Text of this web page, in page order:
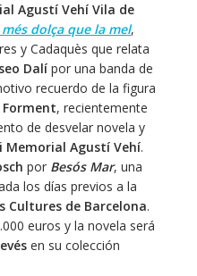
Agustí Vehí Vila de
més dolça que la mel,
y Cadaquès que relata
Dalípor una banda de
recuerdo de la figura
Forment, recientemente
de desvelar novela y
Memorial Agustí Vehí.
por Besós Mar, una
los días previos a la
Cultures de Barcelona.
euros y la novela será
en su colección